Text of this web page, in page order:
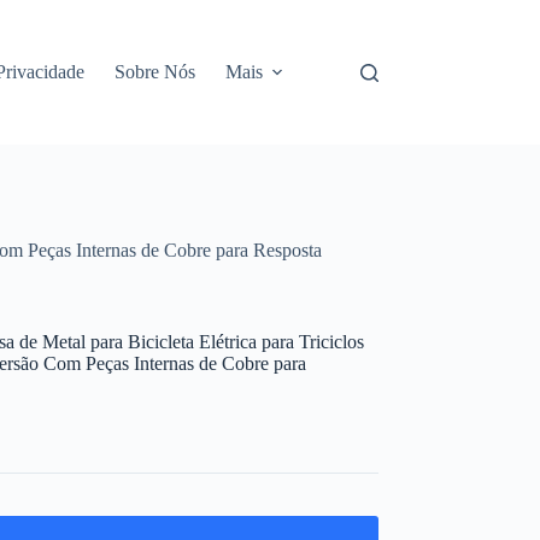
Sobre Nós Mais
Peças Internas de Cobre para Resposta
de Metal para Bicicleta Elétrica para Triciclos
Com Peças Internas de Cobre para